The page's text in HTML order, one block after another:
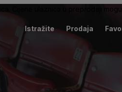
Cijene ulaznica u preprodaji
Istražite Prodaja